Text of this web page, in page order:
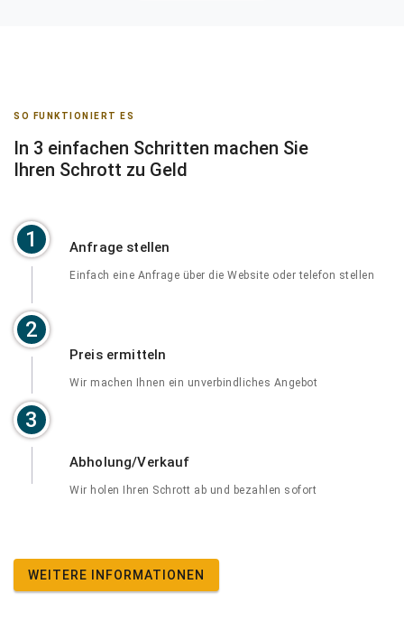
SO FUNKTIONIERT ES
In 3 einfachen Schritten machen Sie
Ihren Schrott zu Geld
1
2
3
Anfrage stellen
Einfach eine Anfrage über die Website oder telefon stellen
Preis ermitteln
Wir machen Ihnen ein unverbindliches Angebot
Abholung/Verkauf
Wir holen Ihren Schrott ab und bezahlen sofort
WEITERE INFORMATIONEN